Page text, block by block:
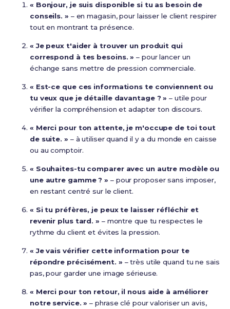
« Bonjour, je suis disponible si tu as besoin de
conseils. » – en magasin, pour laisser le client respirer
tout en montrant ta présence.
« Je peux t'aider à trouver un produit qui
correspond à tes besoins. » – pour lancer un
échange sans mettre de pression commerciale.
« Est-ce que ces informations te conviennent ou
tu veux que je détaille davantage ? » – utile pour
vérifier la compréhension et adapter ton discours.
« Merci pour ton attente, je m'occupe de toi tout
de suite. » – à utiliser quand il y a du monde en caisse
ou au comptoir.
« Souhaites-tu comparer avec un autre modèle ou
une autre gamme ? » – pour proposer sans imposer,
en restant centré sur le client.
« Si tu préfères, je peux te laisser réfléchir et
revenir plus tard. » – montre que tu respectes le
rythme du client et évites la pression.
« Je vais vérifier cette information pour te
répondre précisément. » – très utile quand tu ne sais
pas, pour garder une image sérieuse.
« Merci pour ton retour, il nous aide à améliorer
notre service. » – phrase clé pour valoriser un avis,